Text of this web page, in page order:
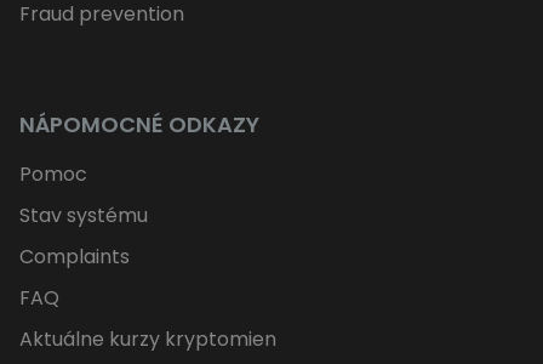
Fraud prevention
NÁPOMOCNÉ ODKAZY
Pomoc
Stav systému
Complaints
FAQ
Aktuálne kurzy kryptomien